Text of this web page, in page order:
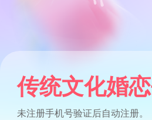
传统文化婚
未注册手机号验证后自动注册。